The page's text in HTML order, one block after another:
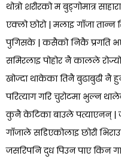
थोत्रो शरीरको म बुङ्गोमात्र
एक्लो छोरो | मलाइ गाँजा तान्न
पुगिसके | कसैको निकै प्रगति
समिरलाइ पोहोर नै कालले
खोज्दा थाकेका तिनै बुढाबुढी नै
परित्याग गरि चुरोटमा भुल्न
कुनै केटिका बाउले पत्याएनन् |
गाँजाले सडिएकोलाइ छोरी
जसरिपनि दुध पिउन पाए किन